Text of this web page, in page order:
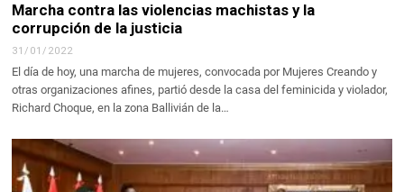
Marcha contra las violencias machistas y la
corrupción de la justicia
31/01/2022
El día de hoy, una marcha de mujeres, convocada por Mujeres Creando y
otras organizaciones afines, partió desde la casa del feminicida y violador,
Richard Choque, en la zona Ballivián de la…